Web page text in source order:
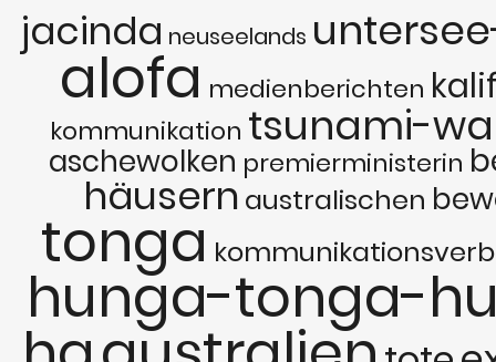
jacinda neuseelands
alofa medienberichten
kommunikation tsunami-
aschewolken premierministerin
häusern australischen
tonga
hunga-tonga-